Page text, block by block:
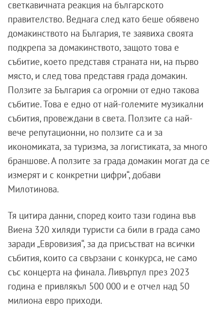
светкавичната реакция на българското
правителство. Веднага след като беше обявено
домакинството на България, те заявиха своята
подкрепа за домакинството, защото това е
събитие, което представя страната ни, на първо
място, и след това представя града домакин.
Ползите за България са огромни от едно такова
събитие. Това е едно от най-големите музикални
събития, провеждани в света. Ползите са най-
вече репутационни, но ползите са и за
икономиката, за туризма, за логистиката, за много
браншове. А ползите за града домакин могат да се
измерят и с конкретни цифри“, добави
Милотинова.
Тя цитира данни, според които тази година във
Виена 320 хиляди туристи са били в града само
заради „Евровизия“, за да присъстват на всички
събития, които са свързани с конкурса, не само
със концерта на финала. Ливърпул през 2023
година е привлякъл 500 000 и е отчел над 50
милиона евро приходи.